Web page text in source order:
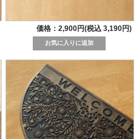
価格：2,900円(税込 3,190円)